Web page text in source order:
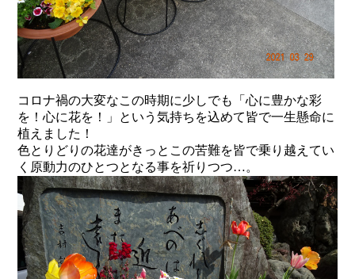
コロナ禍の大変なこの時期に少しでも「心に豊かな彩
を！心に花を！」という気持ちを込めて皆で一生懸命に
植えました！
色とりどりの花達がきっとこの苦難を皆で乗り越えてい
く原動力のひとつとなる事を祈りつつ…。